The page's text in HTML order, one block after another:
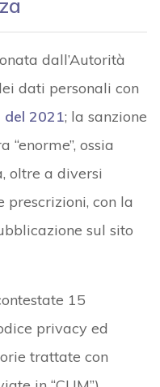
dall’Autorità
dati personali con
del 2021; la sanzione
ossia
oltre a diversi
con la
sul sito
15
privacy ed
trattate con